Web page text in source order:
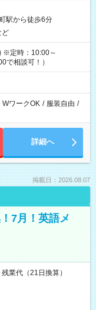
駅から徒歩6分
ど
※定時：10:00～
で相談可！）
WワークOK / 服装自由 /
詳細へ
掲載日：2026.08.07
7月！英語メ
業代（21日換算）